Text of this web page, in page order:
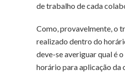
de trabalho de cada
Como, provavelmente, o
realizado dentro do
deve-se averiguar qual é
horário para aplicação da